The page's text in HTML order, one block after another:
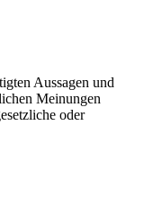
Aussagen und
Meinungen
oder